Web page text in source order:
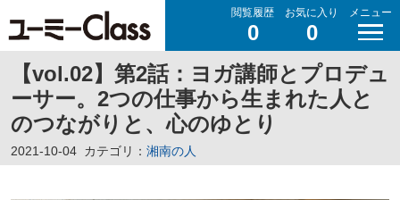
閲覧履歴
0
お気に入り
0
メニュー
【vol.02】第2話：ヨガ講師とプロデュ
ーサー。2つの仕事から生まれた人と
のつながりと、心のゆとり
2021-10-04 カテゴリ： 湘南の人